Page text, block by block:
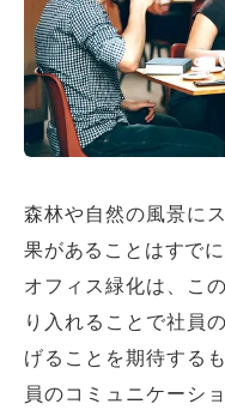
森林や自然の風景に
果があることはすでに
オフィス緑化は、こ
り入れることで社員
げることを期待する
員のコミュニケーシ